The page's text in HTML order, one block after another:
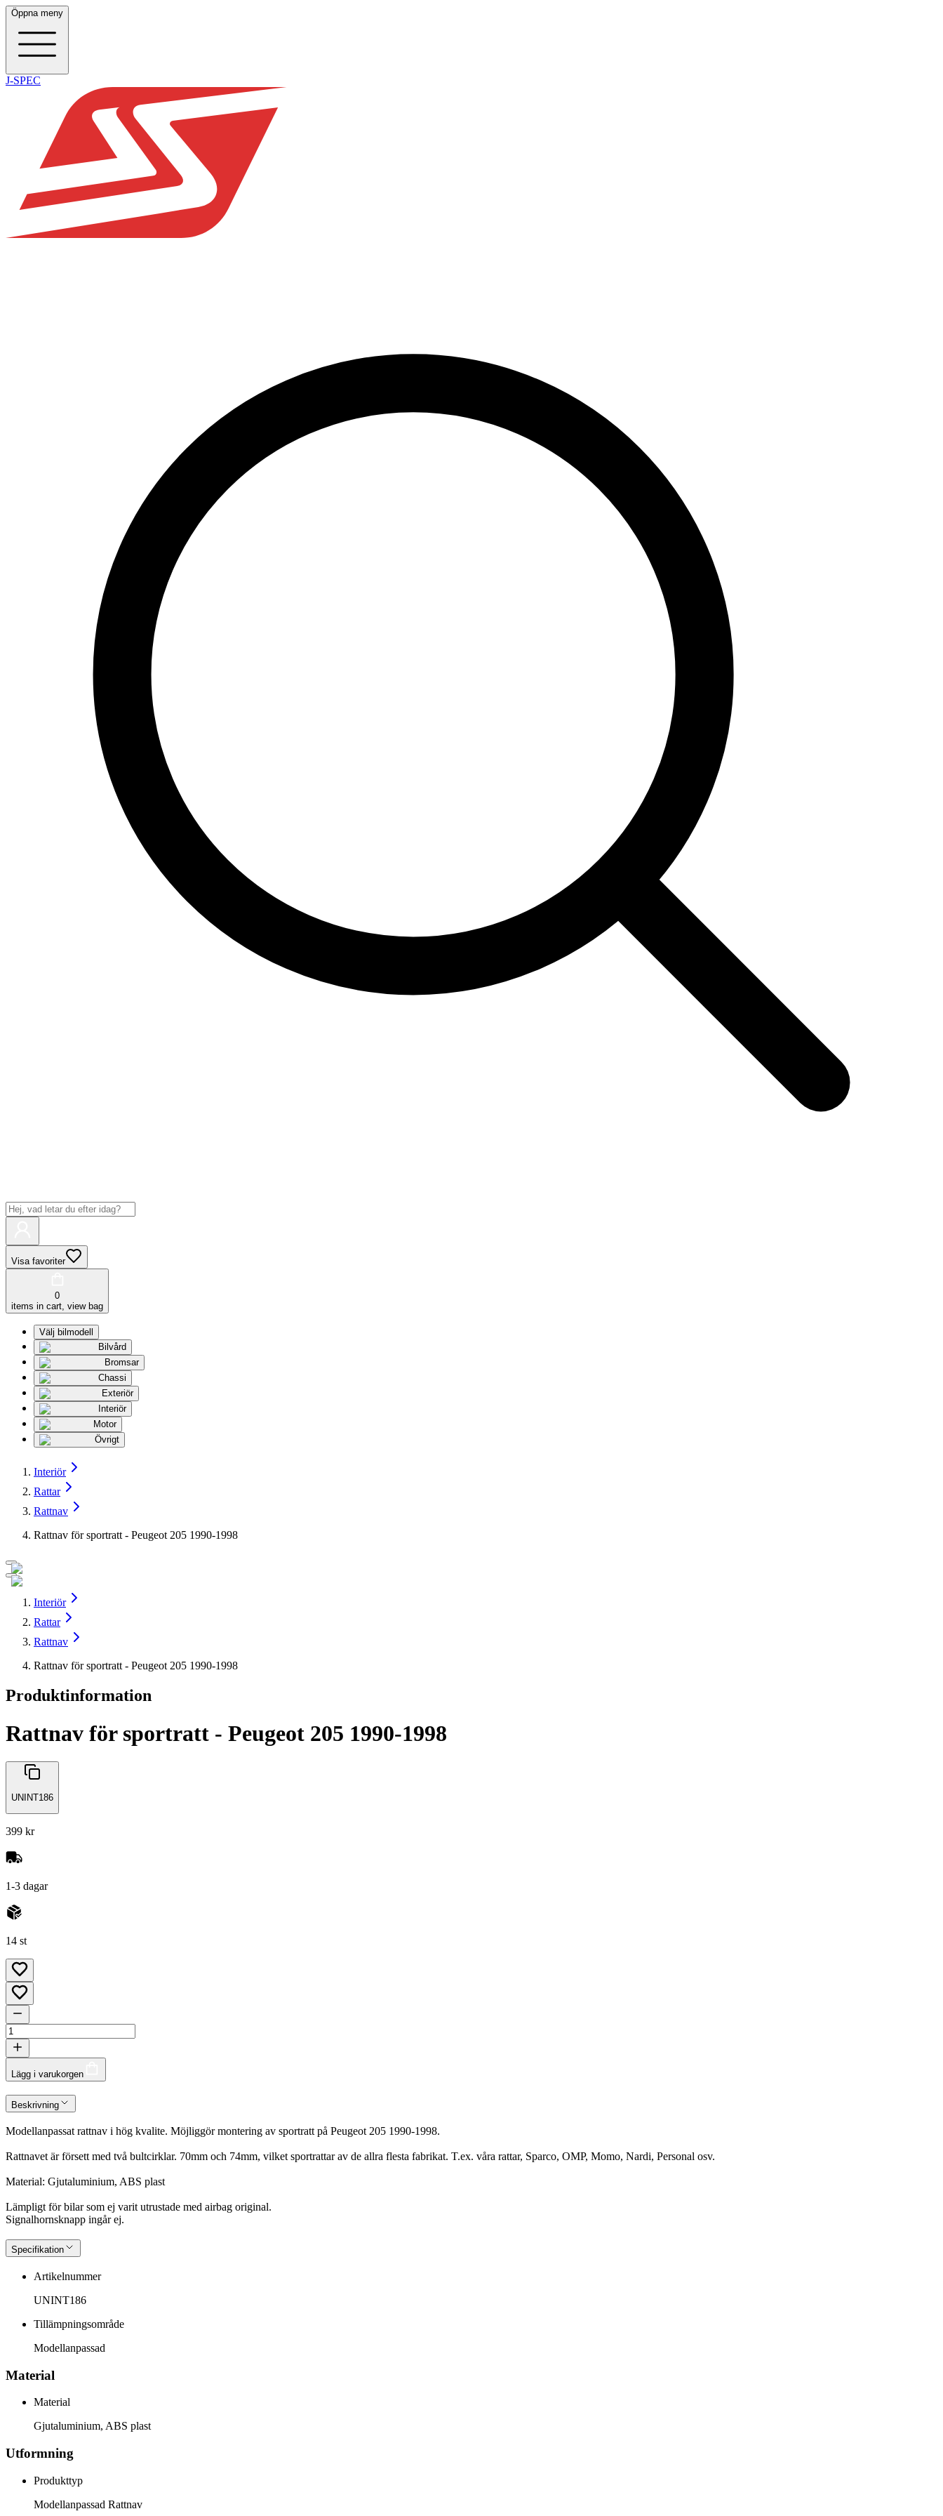
Öppna meny
J-SPEC
Visa favoriter
0
items in cart, view bag
Välj bilmodell
Bilvård
Bromsar
Chassi
Exteriör
Interiör
Motor
Övrigt
Interiör
Rattar
Rattnav
Rattnav för sportratt - Peugeot 205 1990-1998
Interiör
Rattar
Rattnav
Rattnav för sportratt - Peugeot 205 1990-1998
Produktinformation
Rattnav för sportratt - Peugeot 205 1990-1998
UNINT186
399 kr
1-3 dagar
14 st
Lägg i varukorgen
Beskrivning
Modellanpassat rattnav i hög kvalite. Möjliggör montering av sportratt på Peugeot 205 1990-1998.
Rattnavet är försett med två bultcirklar. 70mm och 74mm, vilket sportrattar av de allra flesta fabrikat. T.ex. våra rattar, Sparco, OMP, Momo, Nardi, Personal osv.
Material: Gjutaluminium, ABS plast
Lämpligt för bilar som ej varit utrustade med airbag original.
Signalhornsknapp ingår ej.
Specifikation
Artikelnummer
UNINT186
Tillämpningsområde
Modellanpassad
Material
Material
Gjutaluminium, ABS plast
Utformning
Produkttyp
Modellanpassad Rattnav